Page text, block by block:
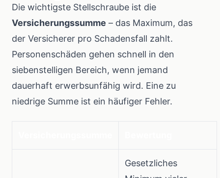
Die wichtigste Stellschraube ist die
Versicherungssumme – das Maximum, das
der Versicherer pro Schadensfall zahlt.
Personenschäden gehen schnell in den
siebenstelligen Bereich, wenn jemand
dauerhaft erwerbsunfähig wird. Eine zu
niedrige Summe ist ein häufiger Fehler.
Gesetzliches